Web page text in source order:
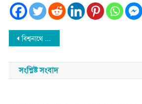
Post
navigation
বিশ্বনাথে এক কলেজ ছাত্রীর করোনা শনাক্ত
সংশ্লিষ্ট সংবাদ